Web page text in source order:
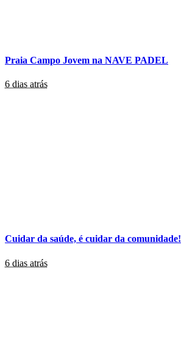
Praia Campo Jovem na NAVE PADEL
6 dias atrás
Cuidar da saúde, é cuidar da comunidade!
6 dias atrás